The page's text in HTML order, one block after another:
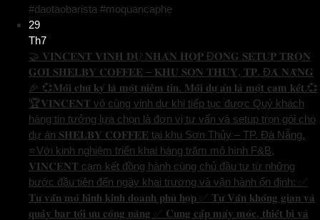
#daotaobarista #moquancaphe
29
Th7
🤝 𝐕𝐈𝐍𝐂𝐄𝐍𝐓 𝐕𝐈𝐍𝐇 𝐃𝐔̛̣ 𝐍𝐇𝐀̣̂𝐍 𝐇𝐎̛̣𝐏 Đ𝐎̂̀𝐍𝐆 𝐒𝐄𝐓𝐔𝐏 𝐓𝐑𝐎̣𝐍
𝐆𝐎́𝐈 𝐒𝐇𝐄𝐋𝐁𝐘 𝐂𝐎𝐅𝐅𝐄𝐄 – 𝐊𝐇𝐔 𝐒𝐎̛𝐍 𝐓𝐇𝐔̉𝐘, 𝐓𝐏. Đ𝐀̀ 𝐍𝐀̆̃𝐍𝐆
🎉 💞𝐌𝐨̂̃𝐢 𝐜𝐡𝐮̛̃ 𝐤𝐲́ 𝐥𝐚̀ 𝐦𝐨̣̂𝐭 𝐧𝐢𝐞̂̀𝐦 𝐭𝐢𝐧. 𝐌𝐨̂̃𝐢 𝐝𝐮̛̣ 𝐚́𝐧 𝐥𝐚̀ 𝐦𝐨̣̂𝐭 𝐜𝐚𝐦 𝐤𝐞̂́𝐭.💞
🏆𝐕𝐈𝐍𝐂𝐄𝐍𝐓 vô cùng vinh dự khi tiếp tục được Quý khách
hàng tin tưởng lựa chọn là đơn vị tư vấn và setup trọn gói cho
dự án 𝐒𝐇𝐄𝐋𝐁𝐘 𝐂𝐎𝐅𝐅𝐄𝐄 tại khu Sơn Thủy – TP. Đà Nẵng.
⭐️Với kinh nghiệm triển khai hàng trăm mô hình F&B,
𝐕𝐈𝐍𝐂𝐄𝐍𝐓 cam kết đồng hành cùng chủ đầu tư từ những
bước đầu tiên đến ngày khai trương và vận hành ổn định: ✅
𝐓𝐮̛ 𝐯𝐚̂́𝐧 𝐦𝐨̂ 𝐡𝐢̀𝐧𝐡 𝐤𝐢𝐧𝐡 𝐝𝐨𝐚𝐧𝐡 𝐩𝐡𝐮̀ 𝐡𝐨̛̣𝐩 ✅ 𝐓𝐮̛ 𝐕𝐚̂́𝐧 𝐤𝐡𝐨̂𝐧𝐠 𝐠𝐢𝐚𝐧 𝐯𝐚̀
𝐪𝐮𝐚̂̀𝐲 𝐛𝐚𝐫 𝐭𝐨̂́𝐢 𝐮̛𝐮 𝐜𝐨̂𝐧𝐠 𝐧𝐚̆𝐧𝐠 ✅ 𝐂𝐮𝐧𝐠 𝐜𝐚̂́𝐩 𝐦𝐚́𝐲 𝐦𝐨́𝐜, 𝐭𝐡𝐢𝐞̂́𝐭 𝐛𝐢̣ 𝐯𝐚̀